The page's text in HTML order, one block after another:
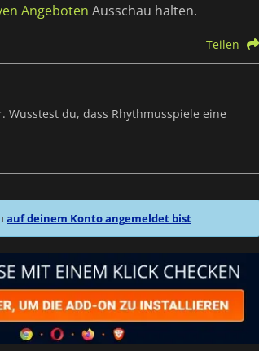
Angeboten Ausschau halten.
Teilen
du, dass Rhythmusspiele eine
auf deinem Konto angemeldet bist